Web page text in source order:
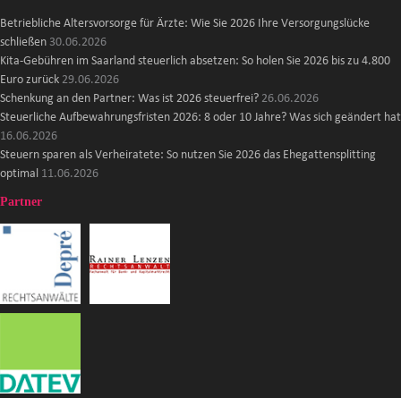
Betriebliche Altersvorsorge für Ärzte: Wie Sie 2026 Ihre Versorgungslücke
schließen 30.06.2026
Kita-Gebühren im Saarland steuerlich absetzen: So holen Sie 2026 bis zu 4.800
Euro zurück 29.06.2026
Schenkung an den Partner: Was ist 2026 steuerfrei? 26.06.2026
Steuerliche Aufbewahrungsfristen 2026: 8 oder 10 Jahre? Was sich geändert hat
16.06.2026
Steuern sparen als Verheiratete: So nutzen Sie 2026 das Ehegattensplitting
optimal 11.06.2026
Partner